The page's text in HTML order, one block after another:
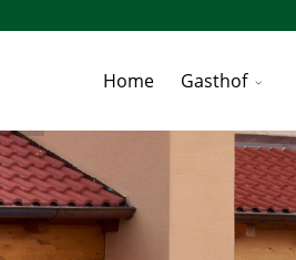
Home Gasthof